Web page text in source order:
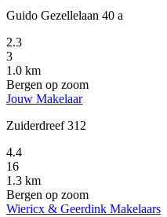
Guido Gezellelaan 40 a
2.3
3
1.0 km
Bergen op zoom
Jouw Makelaar
Zuiderdreef 312
4.4
16
1.3 km
Bergen op zoom
Wiericx & Geerdink Makelaars